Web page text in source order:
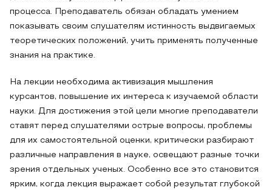
процесса. Преподаватель обязан обладать умением
показывать своим слушателям истинность выдвигаемых
теоретических положений, учить применять полученные
знания на практике.
На лекции необходима активизация мышления
курсантов, повышение их интереса к изучаемой области
науки. Для достижения этой цели многие преподаватели
ставят перед слушателями острые вопросы, проблемы
для их самостоятельной оценки, критически разбирают
различные направления в науке, освещают разные точки
зрения отдельных ученых. Особенно все это становится
ярким, когда лекция выражает собой результат глубокой